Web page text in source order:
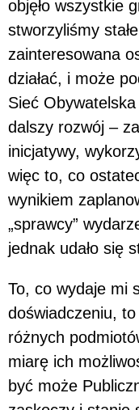
objęło wszystkie
stworzyliśmy
zainteresowana
działać, i może
Sieć
dalszy rozwój –
inicjatywy,
więc to, co
wynikiem
„sprawcy”
jednak udało się
To, co wydaje mi
doświadczeniu,
różnych
miarę ich
być może